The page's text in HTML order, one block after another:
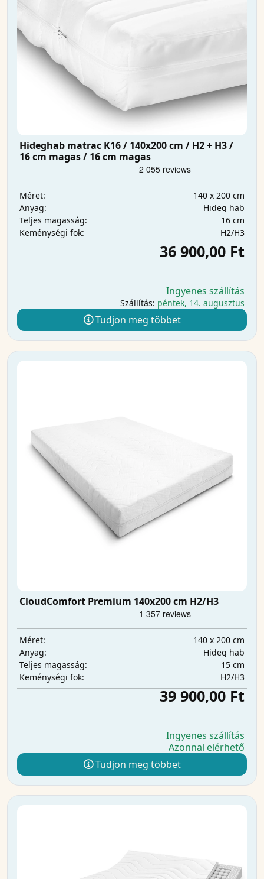
Hideghab matrac K16 / 140x200 cm / H2 + H3 /
16 cm magas / 16 cm magas
Méret:
140 x 200 cm
Anyag:
Hideg hab
Teljes magasság:
16 cm
Keménységi fok:
H2/H3
36 900,00 Ft
Ingyenes szállítás
Szállítás: péntek, 14. augusztus
Tudjon meg többet
CloudComfort Premium 140x200 cm H2/H3
Méret:
140 x 200 cm
Anyag:
Hideg hab
Teljes magasság:
15 cm
Keménységi fok:
H2/H3
39 900,00 Ft
Ingyenes szállítás
Azonnal elérhető
Tudjon meg többet